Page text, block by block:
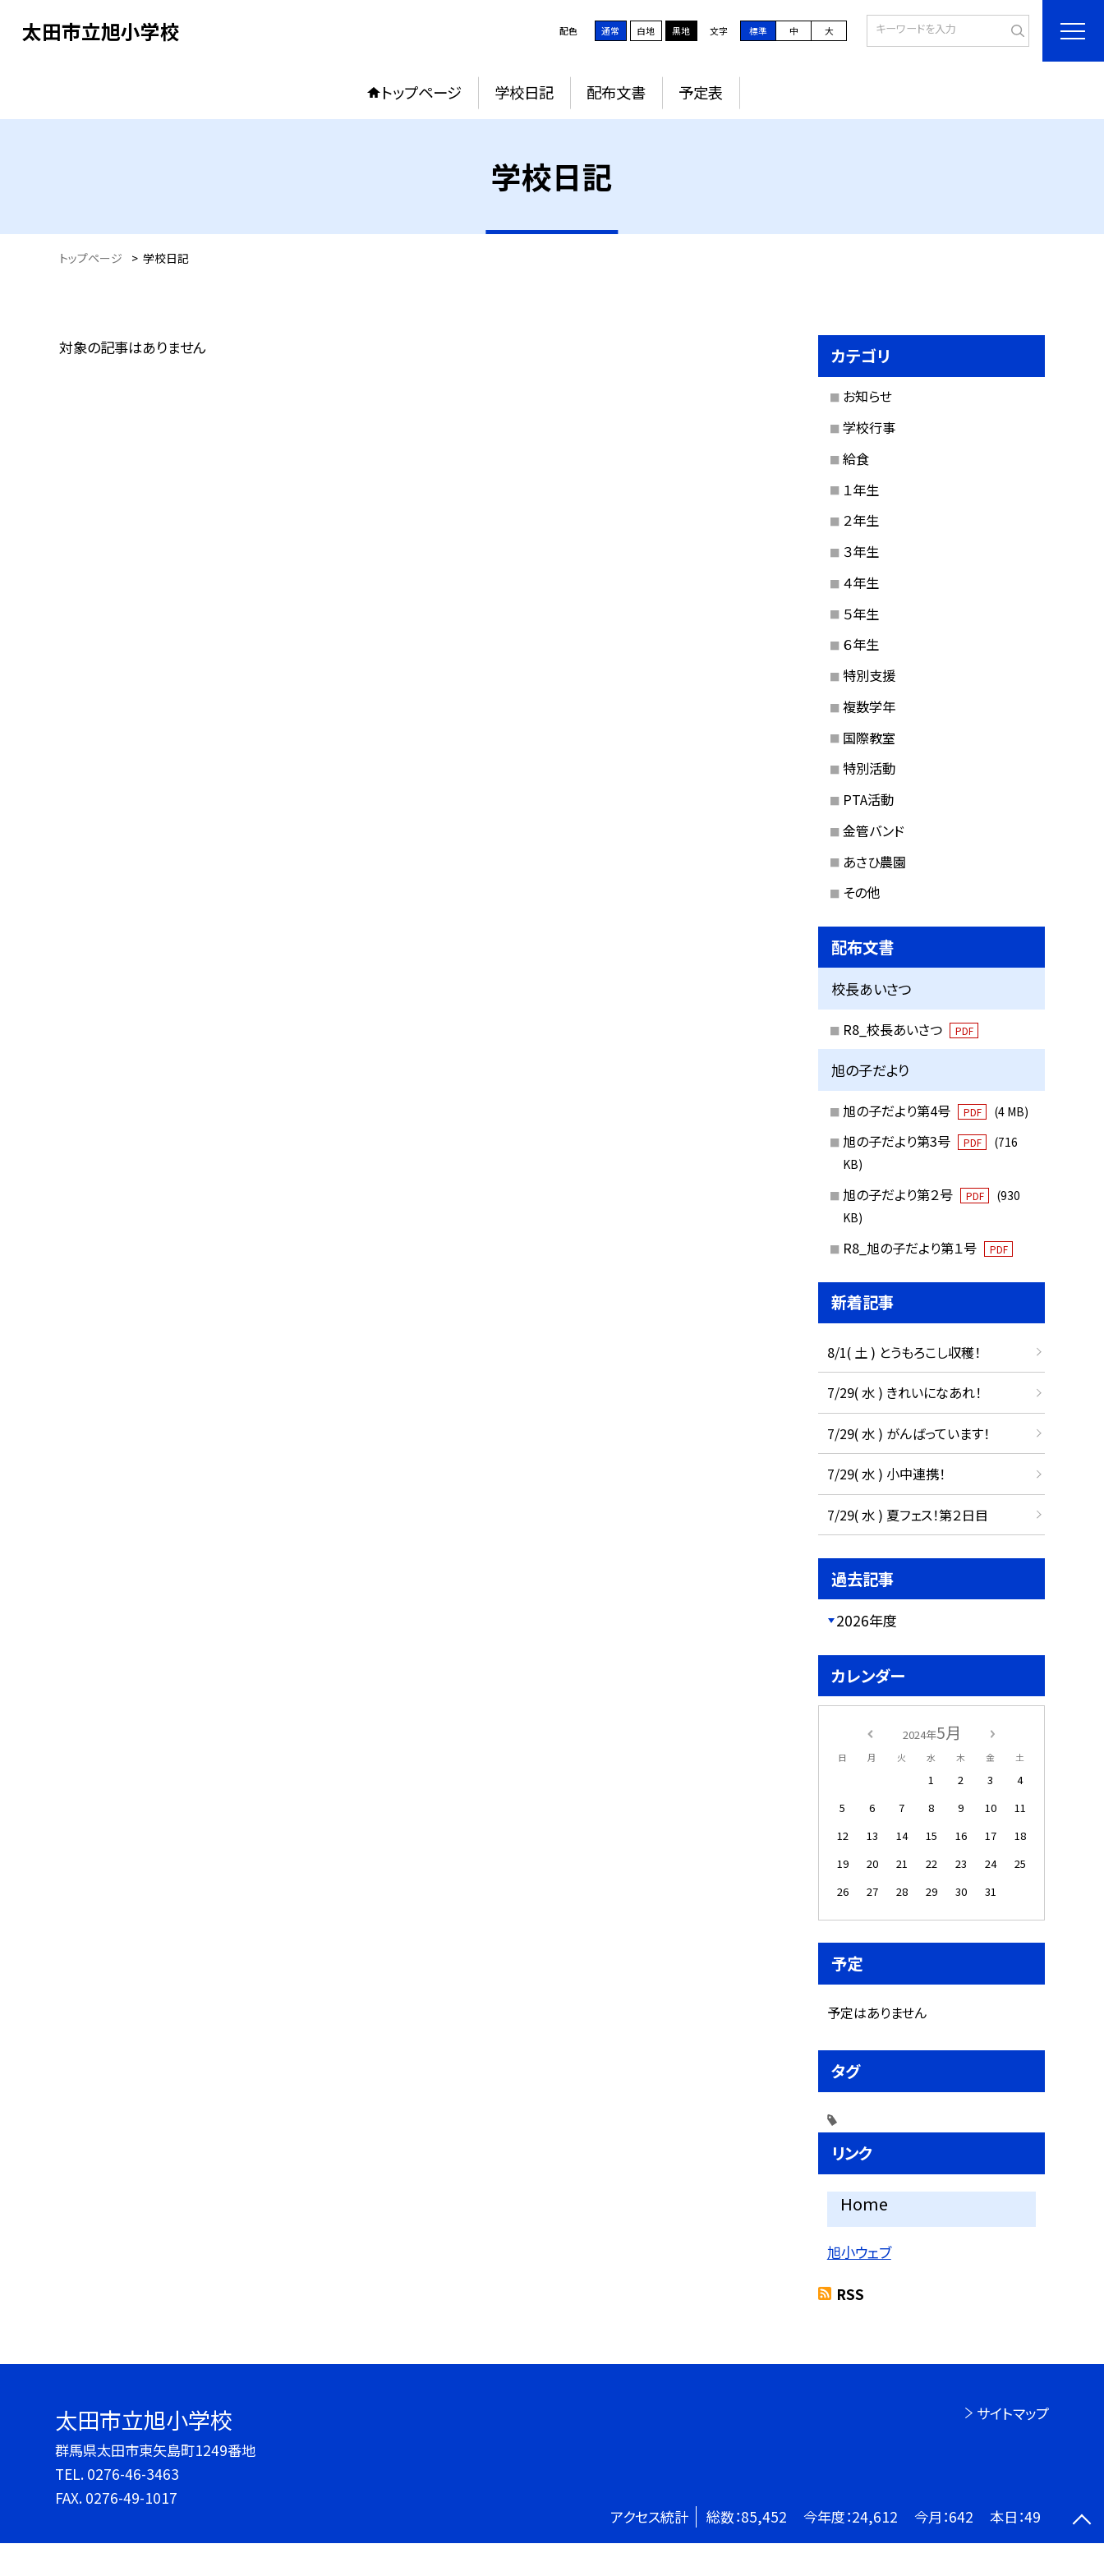
太田市立旭小学校 配色 通常 白地 黒地 文字 標準 中 大
トップページ 学校日記 配布文書 予定表
学校日記
トップページ > 学校日記
対象の記事はありません カテゴリ
お知らせ
学校行事
給食
１年生
２年生
３年生
４年生
５年生
６年生
特別支援
複数学年
国際教室
特別活動
PTA活動
金管バンド
あさひ農園
その他
配布文書
校長あいさつ
R8_校長あいさつ PDF
旭の子だより
旭の子だより第4号 PDF (4 MB)
旭の子だより第3号 PDF
(716
KB)
旭の子だより第２号 PDF
(930
KB)
R8_旭の子だより第１号 PDF
新着記事
8/1( 土 ) とうもろこし収穫！
7/29( 水 ) きれいになあれ！
7/29( 水 ) がんばっています！
7/29( 水 ) 小中連携！
7/29( 水 ) 夏フェス！第２日目
過去記事
2026年度
カレンダー
2024年5月
日 月 火 水 木 金 土
1 2 3
4
5
6 7 8 9 10
11
12
13 14 15 16 17
18
19
20 21 22 23 24
25
26
27 28 29 30 31
予定
予定はありません
タグ
リンク
Home
旭小ウェブ
RSS
太田市立旭小学校
群馬県太田市東矢島町1249番地
TEL. 0276-46-3463
FAX. 0276-49-1017
サイトマップ
アクセス統計 総数：85,452 今年度：24,612 今月：642 本日：49